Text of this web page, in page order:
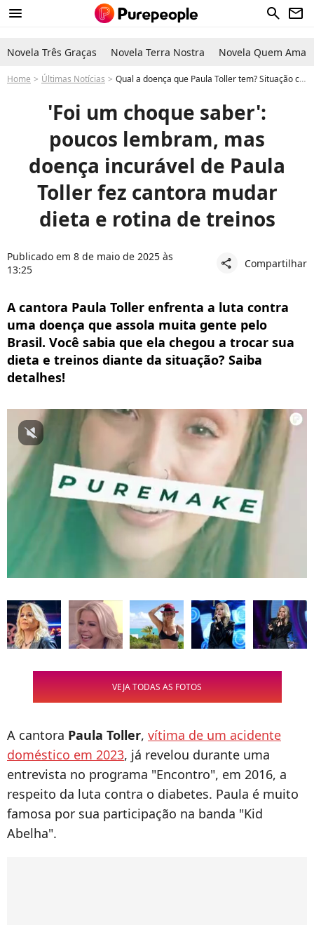
menu search newsletter
Novela Três Graças Novela Terra Nostra Novela Quem Ama
Home Últimas Notícias Qual a doença que Paula Toller tem? Situação crônica fez famosa mudar dieta e rotina dos treinos: 'Choque'
'Foi um choque saber':
poucos lembram, mas
doença incurável de Paula
Toller fez cantora mudar
dieta e rotina de treinos
Publicado em 8 de maio de 2025 às
13:25
share Compartilhar
A cantora Paula Toller enfrenta a luta contra
uma doença que assola muita gente pelo
Brasil. Você sabia que ela chegou a trocar sua
dieta e treinos diante da situação? Saiba
detalhes!
VEJA TODAS AS FOTOS
A cantora Paula Toller, vítima de um acidente
doméstico em 2023, já revelou durante uma
entrevista no programa "Encontro", em 2016, a
respeito da luta contra o diabetes. Paula é muito
famosa por sua participação na banda "Kid
Abelha".